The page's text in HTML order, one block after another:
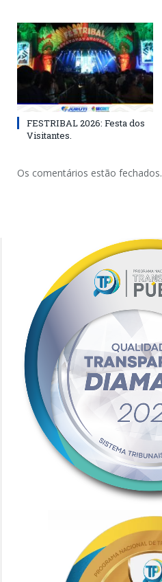
FESTRIBAL 2026: Festa dos
Visitantes.
Os comentários estão fechados.